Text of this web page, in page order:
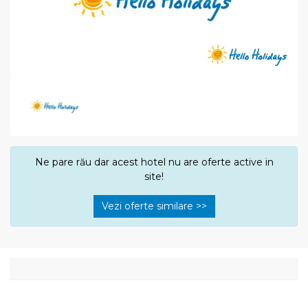
Ne pare rău dar acest hotel nu are oferte active in
site!
Vezi oferte similare >>